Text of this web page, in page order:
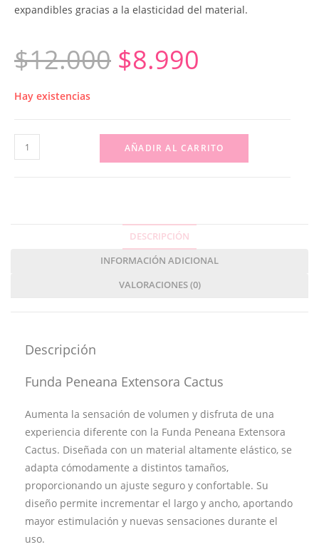
expandibles gracias a la elasticidad del material.
$12.000 $8.990
Hay existencias
AÑADIR AL CARRITO
DESCRIPCIÓN
INFORMACIÓN ADICIONAL
VALORACIONES (0)
Descripción
Funda Peneana Extensora Cactus
Aumenta la sensación de volumen y disfruta de una
experiencia diferente con la Funda Peneana Extensora
Cactus. Diseñada con un material altamente elástico, se
adapta cómodamente a distintos tamaños,
proporcionando un ajuste seguro y confortable. Su
diseño permite incrementar el largo y ancho, aportando
mayor estimulación y nuevas sensaciones durante el
uso.